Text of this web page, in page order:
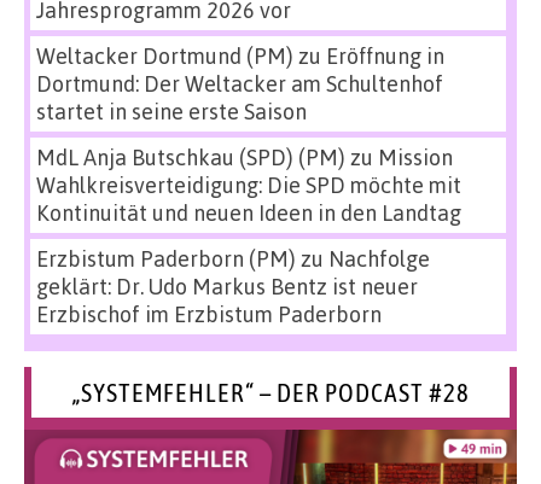
Jahresprogramm 2026 vor
Weltacker Dortmund (PM) zu Eröffnung in
Dortmund: Der Weltacker am Schultenhof
startet in seine erste Saison
MdL Anja Butschkau (SPD) (PM) zu Mission
Wahlkreisverteidigung: Die SPD möchte mit
Kontinuität und neuen Ideen in den Landtag
Erzbistum Paderborn (PM) zu Nachfolge
geklärt: Dr. Udo Markus Bentz ist neuer
Erzbischof im Erzbistum Paderborn
„SYSTEMFEHLER“ – DER PODCAST #28